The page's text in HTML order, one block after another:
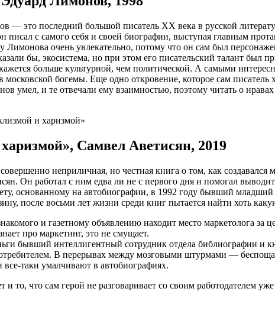
это последний большой писатель XX века в русской
писал с самого себя и своей биографии, выступая главным
Лимонова очень увлекательно, потому что он сам был
бы, экосистема, но при этом его писательский талант
больше культурной, чем политической. А самыми
московской богемы. Еще одно откровение, которое сам
умел, и те отвечали ему взаимностью, поэтому читать о
Самвел Аветисян, 2019
неприличная, но честная книга о том, как
Он работал с ним едва ли не с первого дня и помогал
основанному на автобиографии, в 1992 году бывший
после восьми лет жизни среди книг пытается найти хоть
и газетному объявлению находит место маркетолога
про маркетинг, это не смущает.
бывший интеллигентный сотрудник отдела библиографии и
В перерывах между мозговыми штурмами —
таки умалчивают в автобиографиях.
и то, что сам герой не разговаривает со своим работодателем